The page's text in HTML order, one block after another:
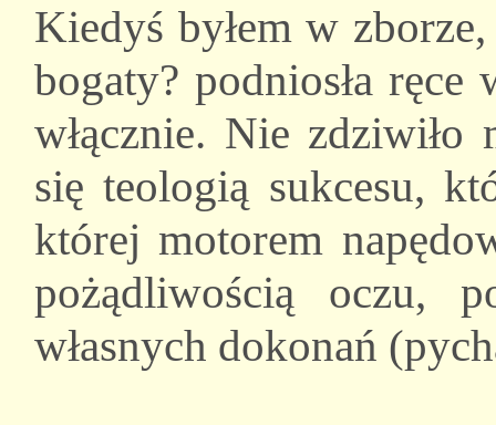
Kiedyś byłem w
bogaty? podniosła ręce
włącznie. Nie
się teologią sukcesu,
której motorem
pożądliwością oczu,
własnych dokonań